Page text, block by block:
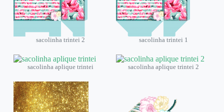
sacolinha trintei 2 sacolinha trintei 1
sacolinha aplique trintei sacolinha aplique trintei 2